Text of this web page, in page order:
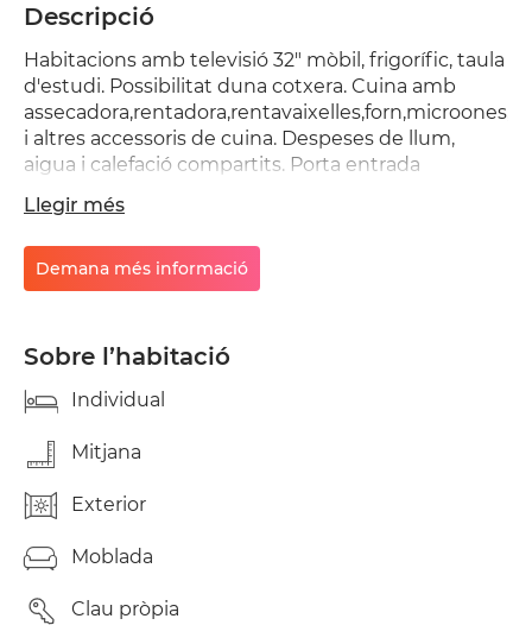
Descripció
Habitacions amb televisió 32" mòbil, frigorífic, taula
d'estudi. Possibilitat duna cotxera. Cuina amb
i altres accessoris de cuina. Despeses de llum,
aigua i calefació compartits. Porta entrada
Llegir més
Demana més informació
Sobre l’habitació
Individual
Mitjana
Exterior
Moblada
Clau pròpia